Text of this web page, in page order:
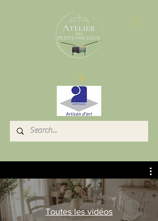
Toutes les vidéos